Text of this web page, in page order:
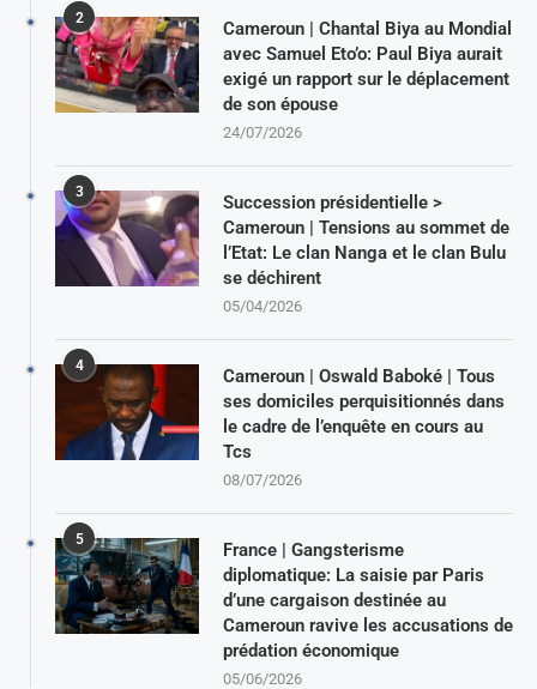
2
Cameroun | Chantal Biya au Mondial
avec Samuel Eto’o: Paul Biya aurait
exigé un rapport sur le déplacement
de son épouse
24/07/2026
3
Succession présidentielle >
Cameroun | Tensions au sommet de
l’Etat: Le clan Nanga et le clan Bulu
se déchirent
05/04/2026
4
Cameroun | Oswald Baboké | Tous
ses domiciles perquisitionnés dans
le cadre de l’enquête en cours au
Tcs
08/07/2026
5
France | Gangsterisme
diplomatique: La saisie par Paris
d’une cargaison destinée au
Cameroun ravive les accusations de
prédation économique
05/06/2026